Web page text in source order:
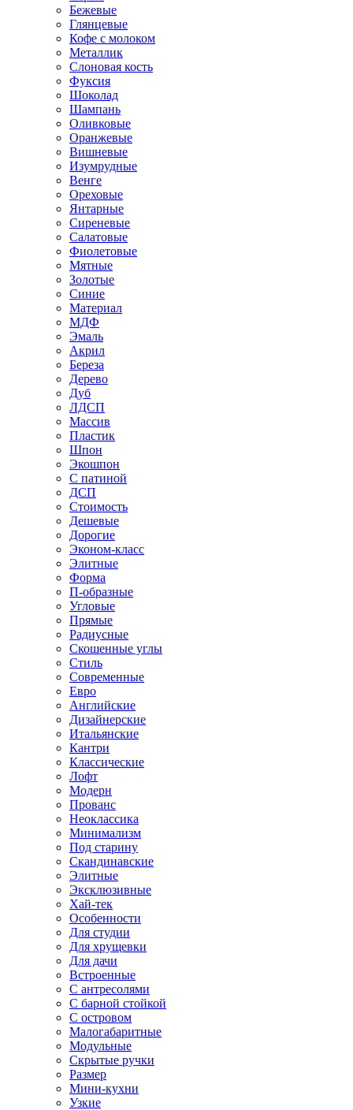
Бежевые
Глянцевые
Кофе с молоком
Металлик
Слоновая кость
Фуксия
Шоколад
Шампань
Оливковые
Оранжевые
Вишневые
Изумрудные
Венге
Ореховые
Янтарные
Сиреневые
Салатовые
Фиолетовые
Мятные
Золотые
Синие
Материал
МДФ
Эмаль
Акрил
Береза
Дерево
Дуб
ЛДСП
Массив
Пластик
Шпон
Экошпон
С патиной
ДСП
Стоимость
Дешевые
Дорогие
Эконом-класс
Элитные
Форма
П-образные
Угловые
Прямые
Радиусные
Скошенные углы
Стиль
Современные
Евро
Английские
Дизайнерские
Итальянские
Кантри
Классические
Лофт
Модерн
Прованс
Неоклассика
Минимализм
Под старину
Скандинавские
Элитные
Эксклюзивные
Хай-тек
Особенности
Для студии
Для хрущевки
Для дачи
Встроенные
С антресолями
С барной стойкой
С островом
Малогабаритные
Модульные
Скрытые ручки
Размер
Мини-кухни
Узкие